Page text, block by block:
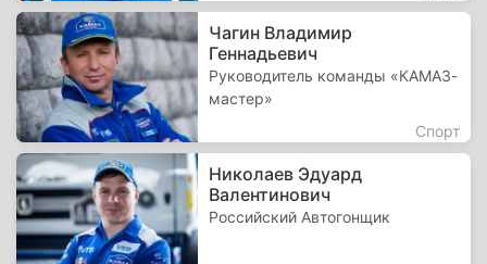
Чагин Владимир
Геннадьевич
Руководитель команды «КАМАЗ-
мастер»
Спорт
Николаев Эдуард
Валентинович
Российский Автогонщик